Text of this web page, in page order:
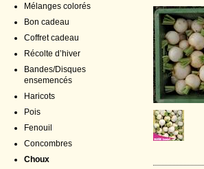
Mélanges colorés
Bon cadeau
Coffret cadeau
Récolte d’hiver
Bandes/Disques
ensemencés
Haricots
Pois
Fenouil
Concombres
Choux